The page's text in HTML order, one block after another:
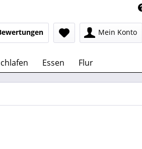
Mein Konto
Essen Flur